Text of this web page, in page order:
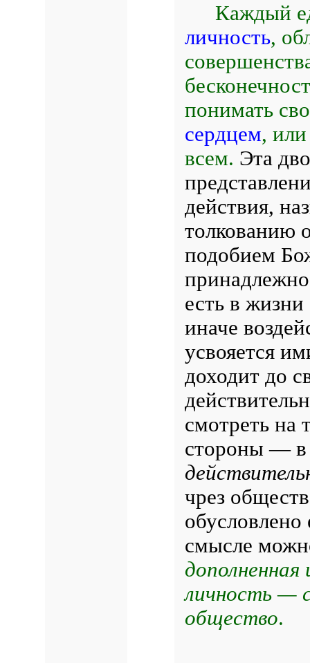
Каждый
личность,
понимать
сердцем,
всем. Эта
действия,
толкованию
подобием
есть в
иначе
усвояется
доходит до
смотреть на
стороны — в
чрез
смысле
личность —
общество.